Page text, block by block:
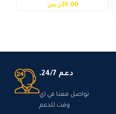
29.00ر.س
دعم 24/7.
تواصل معنا في اي
وقت للدعم